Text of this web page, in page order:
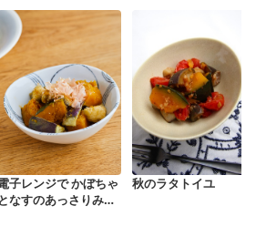
子レンジで かぼちゃ
となすのあっさりみそ
秋のラタトイユ